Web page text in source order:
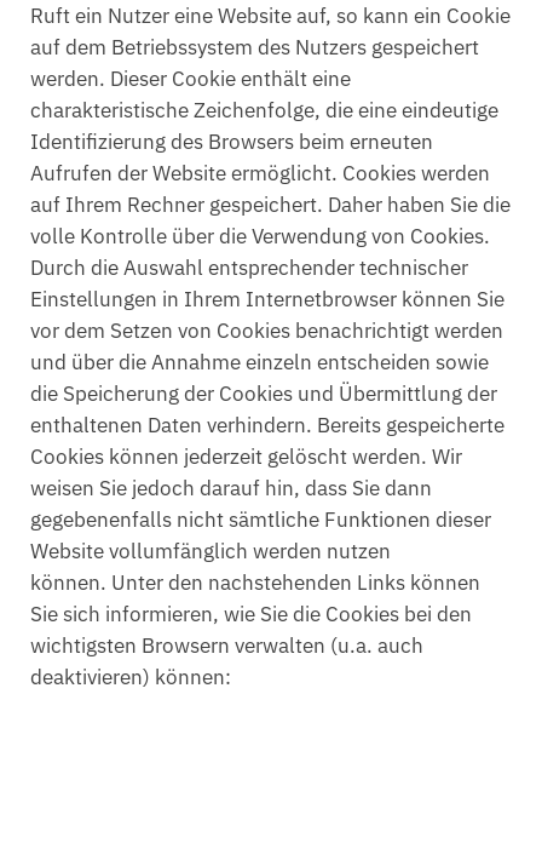
Ruft ein Nutzer eine Website auf, so kann ein Cookie
auf dem Betriebssystem des Nutzers gespeichert
werden. Dieser Cookie enthält eine
charakteristische Zeichenfolge, die eine eindeutige
Identifizierung des Browsers beim erneuten
Aufrufen der Website ermöglicht. Cookies werden
auf Ihrem Rechner gespeichert. Daher haben Sie die
volle Kontrolle über die Verwendung von Cookies.
Durch die Auswahl entsprechender technischer
Einstellungen in Ihrem Internetbrowser können Sie
vor dem Setzen von Cookies benachrichtigt werden
und über die Annahme einzeln entscheiden sowie
die Speicherung der Cookies und Übermittlung der
enthaltenen Daten verhindern. Bereits gespeicherte
Cookies können jederzeit gelöscht werden. Wir
weisen Sie jedoch darauf hin, dass Sie dann
gegebenenfalls nicht sämtliche Funktionen dieser
Website vollumfänglich werden nutzen
können. Unter den nachstehenden Links können
Sie sich informieren, wie Sie die Cookies bei den
wichtigsten Browsern verwalten (u.a. auch
deaktivieren) können: